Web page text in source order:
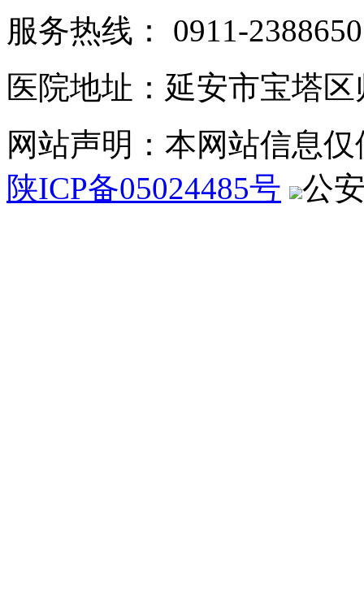
服务热线： 0911-2388650
医院地址：延安市宝塔
网站声明：本网站信息
陕ICP备05024485号
公